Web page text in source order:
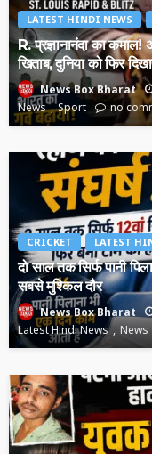
LATEST HINDI NEWS
R. प्रज्ञानानंदा का
खिताब, दुनिया को फिर
News Box Bharat
News
Sport no
CRICKET LATEST
दो साल तक सिर्फ पानी
सबसे मुश्किल दौर
News Box Bharat
Latest Hindi News
News